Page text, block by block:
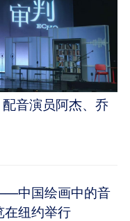
音演员阿杰、乔
中国绘画中的音
在纽约举行